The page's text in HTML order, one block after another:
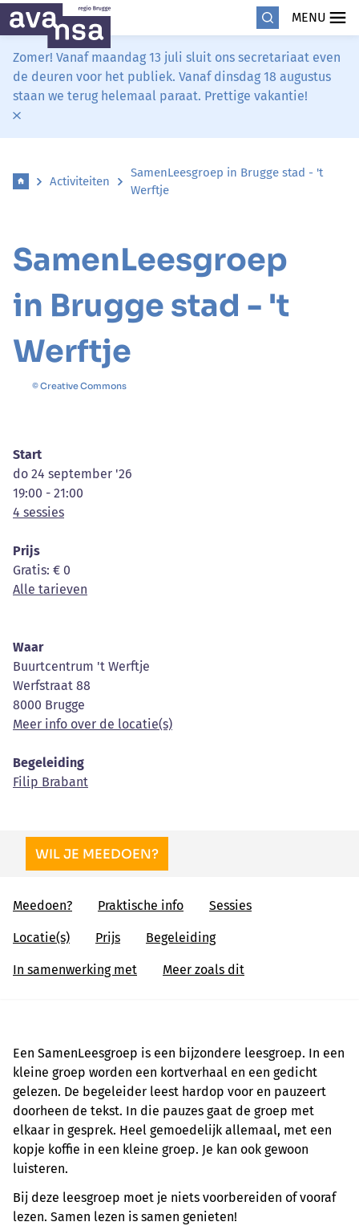
MENU
Zomer! Vanaf maandag 13 juli sluit ons secretariaat even
de deuren voor het publiek. Vanaf dinsdag 18 augustus
staan we terug helemaal paraat. Prettige vakantie!
Activiteiten
SamenLeesgroep in Brugge stad - 't
Werftje
SamenLeesgroep
in Brugge stad - 't
Werftje
© Creative Commons
Start
do 24 september '26
19:00 - 21:00
4 sessies
Prijs
Gratis: € 0
Alle tarieven
Waar
Buurtcentrum 't Werftje
Werfstraat 88
8000 Brugge
Meer info over de locatie(s)
Begeleiding
Filip Brabant
WIL JE MEEDOEN?
Meedoen? Praktische info Sessies
Locatie(s) Prijs Begeleiding
In samenwerking met Meer zoals dit
Een SamenLeesgroep is een bijzondere leesgroep. In een
kleine groep worden een kortverhaal en een gedicht
gelezen. De begeleider leest hardop voor en pauzeert
doorheen de tekst. In die pauzes gaat de groep met
elkaar in gesprek. Heel gemoedelijk allemaal, met een
kopje koffie in een kleine groep. Je kan ook gewoon
luisteren.
Bij deze leesgroep moet je niets voorbereiden of vooraf
lezen. Samen lezen is samen genieten!